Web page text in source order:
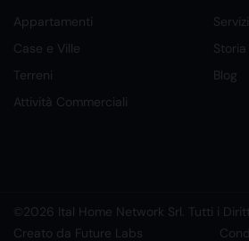
Appartamenti
Case e Ville
Terreni
Attività Commerciali
Servizi
Storia
Blog
©2026 Ital Home Network Srl. Tutti i
Creato da Future Labs